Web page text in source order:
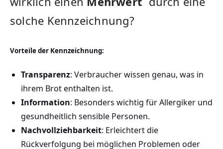
solche Kennzeichnung?
Vorteile der Kennzeichnung:
Transparenz: ‌Verbraucher wissen ‌genau,‌ was⁢ in
ihrem Brot enthalten ist.
Information: Besonders‍ wichtig für Allergiker und
gesundheitlich sensible Personen.
Nachvollziehbarkeit: Erleichtert die
Rückverfolgung ​bei möglichen Problemen oder